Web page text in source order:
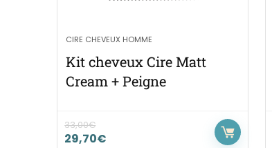
CIRE CHEVEUX HOMME
Kit cheveux Cire Matt
Cream + Peigne
33,00€
29,70€